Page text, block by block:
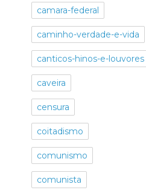
camara-federal
caminho-verdade-e-vida
canticos-hinos-e-louvores
caveira
censura
coitadismo
comunismo
comunista